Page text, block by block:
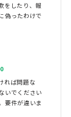
をしたり、報
偽ったわけで
れば問題な
いでください
要件が違いま